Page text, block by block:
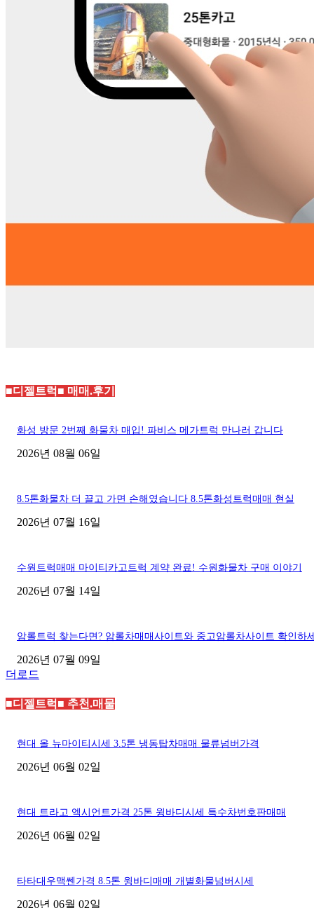
■디젤트럭■ 매매.후기
화성 방문 2번째 화물차 매입! 파비스 메가트럭 만나러 갑니다
2026년 08월 06일
8.5톤화물차 더 끌고 가면 손해였습니다 8.5톤화성트럭매매 현실
2026년 07월 16일
수원트럭매매 마이티카고트럭 계약 완료! 수원화물차 구매 이야기
2026년 07월 14일
암롤트럭 찾는다면? 암롤차매매사이트와 중고암롤차사이트 확인하
2026년 07월 09일
더로드
■디젤트럭■ 추천.매물
현대 올 뉴마이티시세 3.5톤 냉동탑차매매 물류넘버가격
2026년 06월 02일
현대 트라고 엑시언트가격 25톤 윙바디시세 특수차번호판매매
2026년 06월 02일
타타대우맥쎈가격 8.5톤 윙바디매매 개별화물넘버시세
2026년 06월 02일